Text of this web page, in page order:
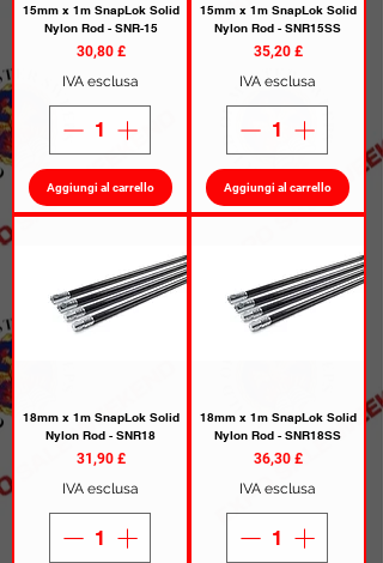
15mm x 1m SnapLok Solid
Nylon Rod - SNR-15
Prezzo
30,80 £
IVA esclusa
Aggiungi al carrello
15mm x 1m SnapLok Solid
Nylon Rod - SNR15SS
Prezzo
35,20 £
IVA esclusa
Aggiungi al carrello
18mm x 1m SnapLok Solid
Nylon Rod - SNR18
Prezzo
31,90 £
IVA esclusa
18mm x 1m SnapLok Solid
Nylon Rod - SNR18SS
Prezzo
36,30 £
IVA esclusa